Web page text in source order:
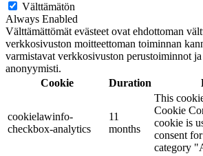
Välttämätön
Always Enabled
Välttämättömät evästeet ovat ehdottoman
verkkosivuston moitteettoman toiminnan
varmistavat verkkosivuston perustoiminnot
anonyymisti.
Cookie
Duration
cookielawinfo-
checkbox-analytics
11
months
This
Cookie
cookie is
consent
category